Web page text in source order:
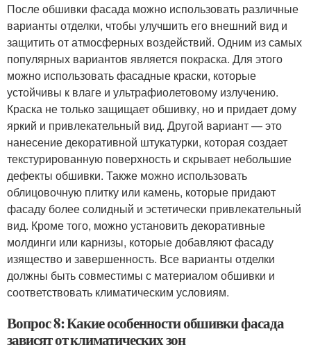
После обшивки фасада можно использовать различные
варианты отделки, чтобы улучшить его внешний вид и
защитить от атмосферных воздействий. Одним из самых
популярных вариантов является покраска. Для этого
можно использовать фасадные краски, которые
устойчивы к влаге и ультрафиолетовому излучению.
Краска не только защищает обшивку, но и придает дому
яркий и привлекательный вид. Другой вариант — это
нанесение декоративной штукатурки, которая создает
текстурированную поверхность и скрывает небольшие
дефекты обшивки. Также можно использовать
облицовочную плитку или камень, которые придают
фасаду более солидный и эстетически привлекательный
вид. Кроме того, можно установить декоративные
молдинги или карнизы, которые добавляют фасаду
изящество и завершенность. Все варианты отделки
должны быть совместимы с материалом обшивки и
соответствовать климатическим условиям.
Вопрос 8: Какие особенности обшивки фасада
зависят от климатических зон